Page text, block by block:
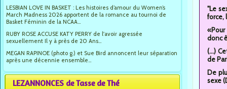
LESBIAN LOVE IN BASKET : Les histoires d’amour du Women’s
March Madness 2026 apportent de la romance au tournoi de
Basket Féminin de la NCAA...
RUBY ROSE ACCUSE KATY PERRY de l'avoir agressée
sexuellement Il y à près de 20 Ans...
MEGAN RAPINOE (photo g.) et Sue Bird annoncent leur séparation
après une décennie ensemble...
LEZANNONCES de Tasse de Thé
"Le
force,
donc
(...)
de
De
sexe